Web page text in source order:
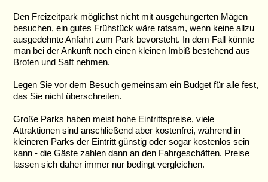
Den Freizeitpark möglichst nicht mit ausgehungerten Mägen
besuchen, ein gutes Frühstück wäre ratsam, wenn keine allzu
ausgedehnte Anfahrt zum Park bevorsteht. In dem Fall könnte
man bei der Ankunft noch einen kleinen Imbiß bestehend aus
Broten und Saft nehmen.
Legen Sie vor dem Besuch gemeinsam ein Budget für alle fest,
das Sie nicht überschreiten.
Große Parks haben meist hohe Eintrittspreise, viele
Attraktionen sind anschließend aber kostenfrei, während in
kleineren Parks der Eintritt günstig oder sogar kostenlos sein
kann - die Gäste zahlen dann an den Fahrgeschäften. Preise
lassen sich daher immer nur bedingt vergleichen.